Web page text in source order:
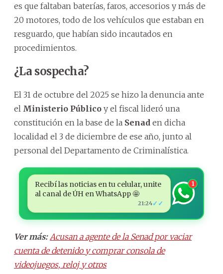
es que faltaban baterías, faros, accesorios y más de
20 motores, todo de los vehículos que estaban en
resguardo, que habían sido incautados en
procedimientos.
¿La sospecha?
El 31 de octubre del 2025 se hizo la denuncia ante
el Ministerio Público y el fiscal lideró una
constitución en la base de la Senad en dicha
localidad el 3 de diciembre de ese año, junto al
personal del Departamento de Criminalística.
Recibí las noticias en tu celular, unite
al canal de ÚH en WhatsApp 🤩
21:24✓✓
1
Ver más: Acusan a agente de la Senad por vaciar
cuenta de detenido y comprar consola de
videojuegos, reloj y otros